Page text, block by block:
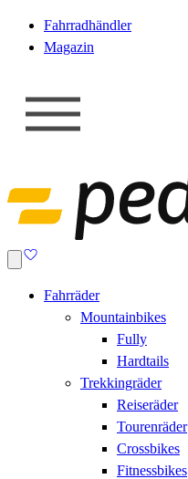
Fahrradhändler
Magazin
Fahrräder
Mountainbikes
Fully
Hardtails
Trekkingräder
Reiseräder
Tourenräder
Crossbikes
Fitnessbikes